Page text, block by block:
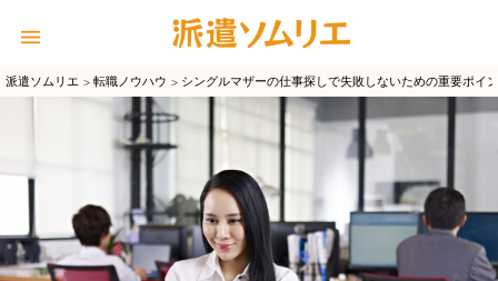
派遣ソムリエ 転職ノウハウ シングルマザーの仕事探しで失敗しないための重要ポイ